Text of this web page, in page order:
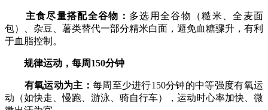
主食尽量搭配全谷物： 多选用全谷物（糙米、全麦面
包）、杂豆、薯类替代一部分精米白面，避免血糖骤升，有利
于血脂控制。
规律运动，每周150分钟
有氧运动为主： 每周至少进行150分钟的中等强度有氧运
动（如快走、慢跑、游泳、骑自行车），运动时心率加快、微